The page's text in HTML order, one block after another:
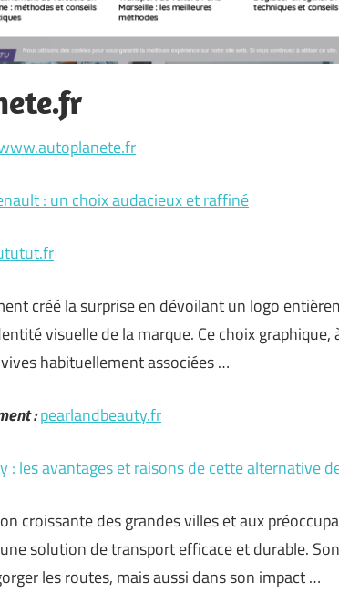
: un choix audacieux et raffiné
créé la surprise en dévoilant un logo
visuelle de la marque. Ce choix
habituellement associées …
:pearlandbeauty.fr
: les avantages et raisons de cette alternative
croissante des grandes villes et aux
solution de transport efficace et durable.
les routes, mais aussi dans son impact …